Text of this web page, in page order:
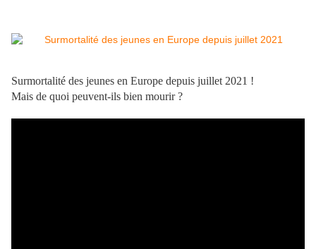
Surmortalité des jeunes en Europe depuis juillet 2021 !
Mais de quoi peuvent-ils bien mourir ?